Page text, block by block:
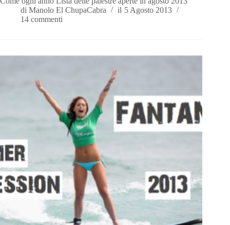
di Manolo El ChupaCabra il 5 Agosto 2013
14 commenti